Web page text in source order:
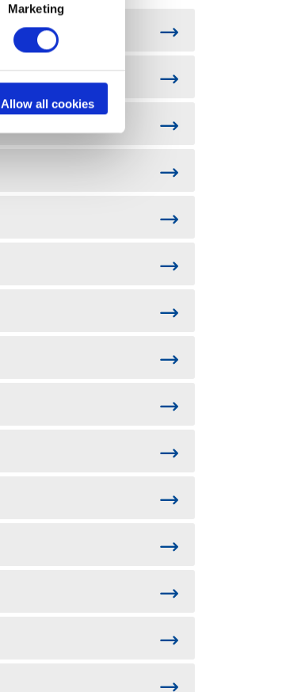
Marketing
Allow all cookies